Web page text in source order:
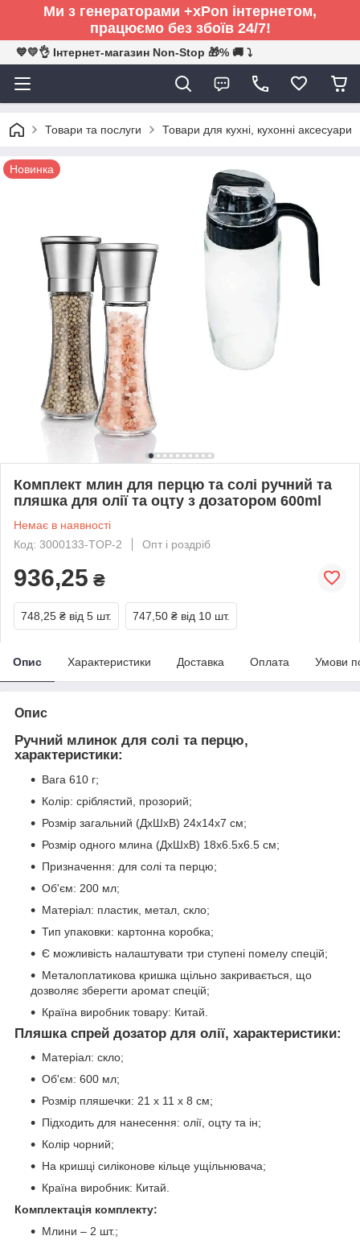
Ми з генераторами +xPon інтернетом,
працюємо без збоїв 24/7!
💙💛👌 Інтернет-магазин Non-Stop 🎁% 🚚 ⤵
Товари та послуги Товари для кухні, кухонні аксесуари
Новинка
Комплект млин для перцю та солі ручний та
пляшка для олії та оцту з дозатором 600ml
Немає в наявності
Код: 3000133-TOP-2
Опт і роздріб
936,25 ₴
748,25 ₴ від 5 шт. 747,50 ₴ від 10 шт.
Опис Характеристики Доставка Оплата Умови
Опис
Ручний млинок для солі та перцю,
характеристики:
Вага 610 г;
Колір: сріблястий, прозорий;
Розмір загальний (ДхШхВ) 24х14х7 см;
Розмір одного млина (ДхШхВ) 18х6.5х6.5 см;
Призначення: для солі та перцю;
Об'єм: 200 мл;
Матеріал: пластик, метал, скло;
Тип упаковки: картонна коробка;
Є можливість налаштувати три ступені помелу спецій;
Металоплатикова кришка щільно закривається, що
дозволяє зберегти аромат спецій;
Країна виробник товару: Китай.
Пляшка спрей дозатор для олії, характеристики:
Матеріал: скло;
Об'єм: 600 мл;
Розмір пляшечки: 21 х 11 х 8 см;
Підходить для нанесення: олії, оцту та ін;
Колір чорний;
На кришці силіконове кільце ущільнювача;
Країна виробник: Китай.
Комплектація комплекту:
Млини – 2 шт.;